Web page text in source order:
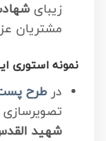
زیبای
مشتریان
نمونه استوری
در طرح
شهید